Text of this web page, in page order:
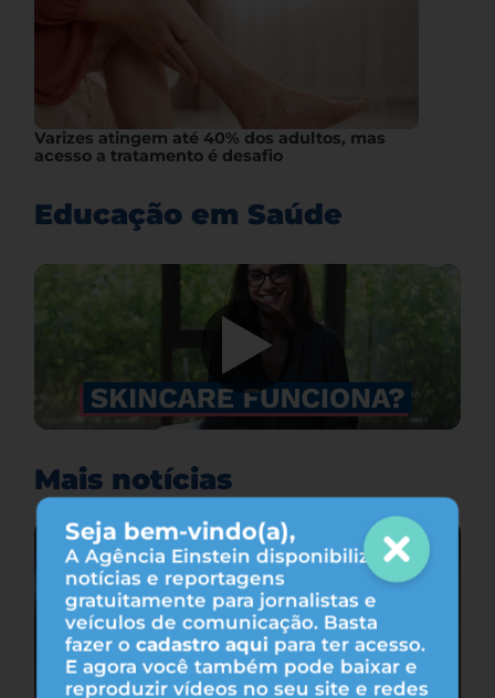
Seja bem-vindo(a),
A Agência Einstein disponibiliza
notícias e reportagens
gratuitamente para jornalistas e
veículos de comunicação. Basta
fazer o cadastro aqui para ter acesso.
E agora você também pode baixar e
reproduzir vídeos no seu site e redes
Varizes atingem até 40% dos adultos, mas
acesso a tratamento é desafio
Educação em Saúde
Mais notícias